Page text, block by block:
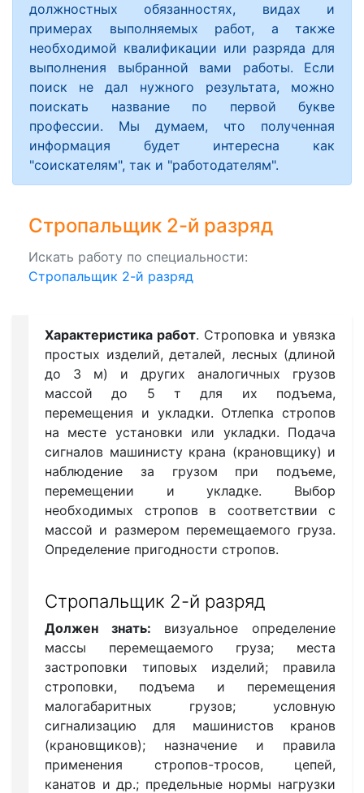
должностных обязанностях, видах и
примерах выполняемых работ, а также
необходимой квалификации или разряда для
выполнения выбранной вами работы. Если
поиск не дал нужного результата, можно
поискать название по первой букве
профессии. Мы думаем, что полученная
информация будет интересна как
"соискателям", так и "работодателям".
Стропальщик 2-й разряд
Искать работу по специальности:
Стропальщик 2-й разряд
Характеристика работ. Строповка и увязка
простых изделий, деталей, лесных (длиной
до 3 м) и других аналогичных грузов
массой до 5 т для их подъема,
перемещения и укладки. Отлепка стропов
на месте установки или укладки. Подача
сигналов машинисту крана (крановщику) и
наблюдение за грузом при подъеме,
перемещении и укладке. Выбор
необходимых стропов в соответствии с
массой и размером перемещаемого груза.
Определение пригодности стропов.
Стропальщик 2-й разряд
Должен знать: визуальное определение
массы перемещаемого груза; места
застроповки типовых изделий; правила
строповки, подъема и перемещения
малогабаритных грузов; условную
сигнализацию для машинистов кранов
(крановщиков); назначение и правила
применения стропов-тросов, цепей,
канатов и др.; предельные нормы нагрузки